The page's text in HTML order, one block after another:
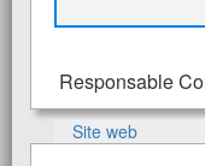
Responsable
Site web